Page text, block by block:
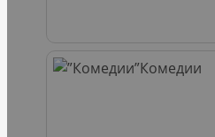
Комедии